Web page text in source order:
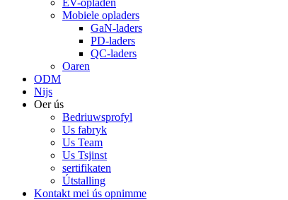
EV-opladen
Mobiele opladers
GaN-laders
PD-laders
QC-laders
Oaren
ODM
Nijs
Oer ús
Bedriuwsprofyl
Us fabryk
Us Team
Us Tsjinst
sertifikaten
Útstalling
Kontakt mei ús opnimme